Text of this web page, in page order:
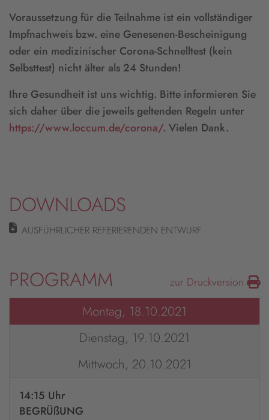
Voraussetzung für die Teilnahme ist ein vollständiger
Impfnachweis bzw. eine Genesenen-Bescheinigung
oder ein medizinischer Corona-Schnelltest (kein
Selbsttest) nicht älter als 24 Stunden!
Ihre Gesundheit ist uns wichtig. Bitte informieren Sie
sich daher über die jeweils geltenden Regeln unter
https://www.loccum.de/corona/. Vielen Dank.
DOWNLOADS
AUSFÜHRLICHER REFERIERENDEN ENTWURF
PROGRAMM zur Druckversion
Montag, 18.10.2021
Dienstag, 19.10.2021
Mittwoch, 20.10.2021
14:15 Uhr
BEGRÜßUNG